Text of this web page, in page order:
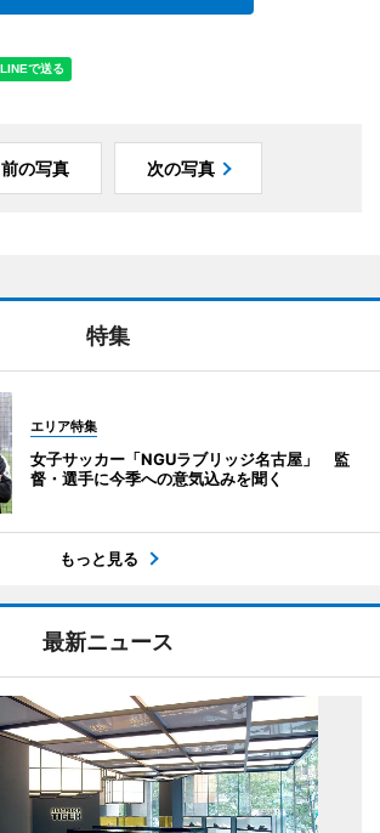
前の写真 次の写真
特集
エリア特集
女子サッカー「NGUラブリッジ名古屋」 監
督・選手に今季への意気込みを聞く
もっと見る
最新ニュース